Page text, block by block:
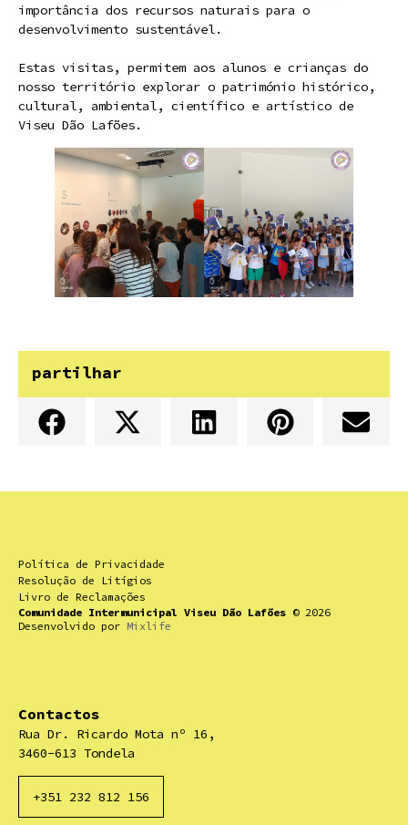
importância dos recursos naturais para o
desenvolvimento sustentável.
Estas visitas, permitem aos alunos e crianças do
nosso território explorar o património histórico,
cultural, ambiental, científico e artístico de
Viseu Dão Lafões.
partilhar
Política de Privacidade
Resolução de Litígios
Livro de Reclamações
Comunidade Intermunicipal Viseu Dão Lafões © 2026
Desenvolvido por Mixlife
Contactos
Rua Dr. Ricardo Mota nº 16,
3460-613 Tondela
+351 232 812 156